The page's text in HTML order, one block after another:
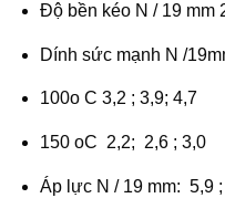
Độ bền kéo N / 19 mm
Dính sức mạnh N /
100o C 3,2 ; 3,9; 4,7
150 oC 2,2; 2,6 ; 3,0
Áp lực N / 19 mm: 5,9 ;